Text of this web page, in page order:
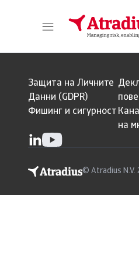
Защита на Личните
Данни (GDPR)
Фишинг и сигурност
на
© Atradius